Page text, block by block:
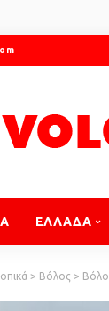
ΕΛΛΑΔΑ
> Βόλος >